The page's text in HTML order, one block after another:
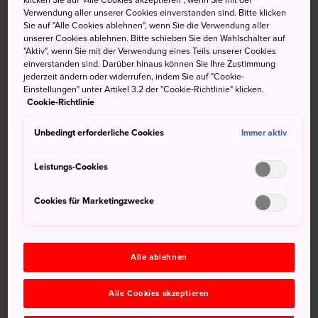
Kinugawa Onsen
ist eines der beliebtesten Ziele in der
Präfektur Tochigi. Nicht weniger imposant ist die
Landschaft um den Fluss Kinugawa, die als eine der
dramatischsten in Japan gilt. Nehmen Sie an der
Kinugawa Line Kudari River Cruise in traditionellen
Holzbooten teil und genießen Sie die fantastische
Anfahrt
Die Ablegestelle der Bootsfahrt liegt vom Bahnhof
Kinugawa Onsen einen kurzen Spaziergang entfernt.
Bus bis zum Bahnhof Kinugawa Onsen nehmen.
Kurzinfo
Die Fahrten dauern 30 bis 40 Minuten.
Verwendung aller unserer Cookies einverstanden sind. Bitte klicken
Sie auf "Alle Cookies ablehnen", wenn Sie die Verwendung aller
unserer Cookies ablehnen. Bitte schieben Sie den Wahlschalter auf
"Aktiv", wenn Sie mit der Verwendung eines Teils unserer Cookies
einverstanden sind. Darüber hinaus können Sie Ihre Zustimmung
jederzeit ändern oder widerrufen, indem Sie auf "Cookie-
Einstellungen" unter Artikel 3.2 der "Cookie-Richtlinie" klicken.
Cookie-Richtlinie
Unbedingt erforderliche Cookies Immer aktiv
Leistungs-Cookies
Cookies für Marketingzwecke
Alle ablehnen
Alle Cookies akzeptieren